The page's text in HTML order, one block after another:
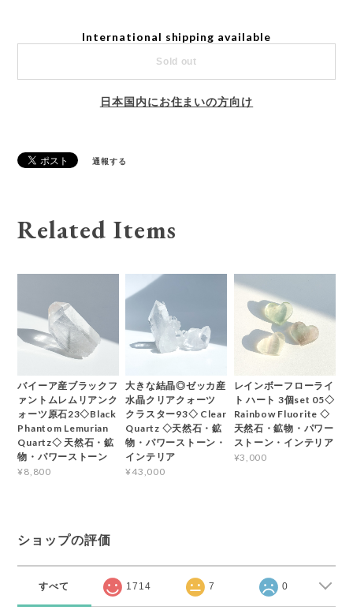
International shipping available
Sold out
日本国内にお住まいの方向け
通報する
Related Items
バイーア産ブラックフ
ァントムレムリアンク
ォーツ原石23◇Black
Phantom Lemurian
Quartz◇ 天然石・鉱
物・パワーストーン
¥8,800
大きな結晶◎ゼッカ産
水晶クリアクォーツ
クラスター93◇ Clear
Quartz ◇天然石・鉱
物・パワーストーン・
インテリア
¥43,000
レインボーフローライ
ト ハート 3個set 05◇
Rainbow Fluorite ◇
天然石・鉱物・パワー
ストーン・インテリア
¥3,000
ショップの評価
すべて 1714 7 0